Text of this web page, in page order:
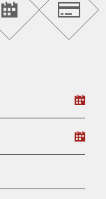
Rendezvény
keresése